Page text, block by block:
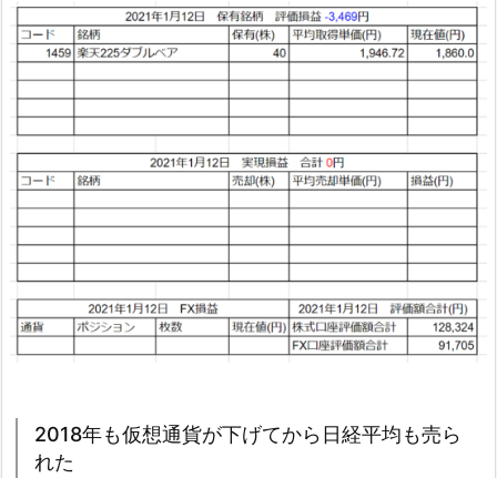
2018年も仮想通貨が下げてから日経平均も売ら
れた